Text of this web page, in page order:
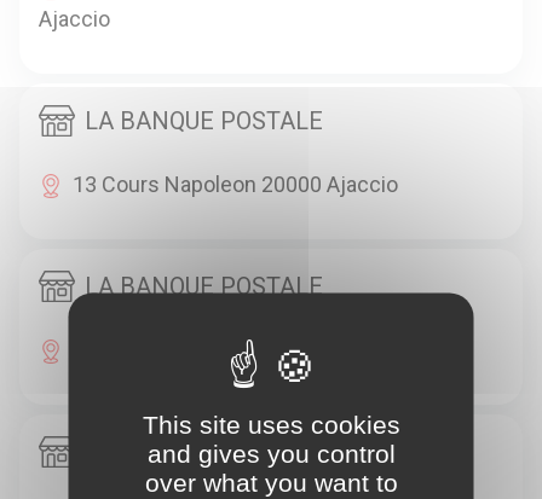
Ajaccio
LA BANQUE POSTALE
13 Cours Napoleon 20000 Ajaccio
LA BANQUE POSTALE
Les Jardins De Mezzavia 20000 Ajaccio
LE HAVANE
This site uses cookies
and gives you control
over what you want to